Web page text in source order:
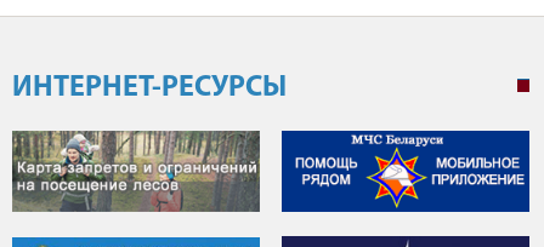
ИНТЕРНЕТ-РЕСУРСЫ